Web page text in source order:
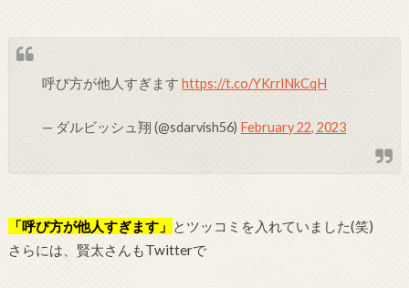
呼び方が他人すぎますhttps://t.co/YKrrlNkCqH
— ダルビッシュ翔 (@sdarvish56) February 22, 2023
「呼び方が他人すぎます」 とツッコミを入れていました(笑)
さらには、賢太さんもTwitterで